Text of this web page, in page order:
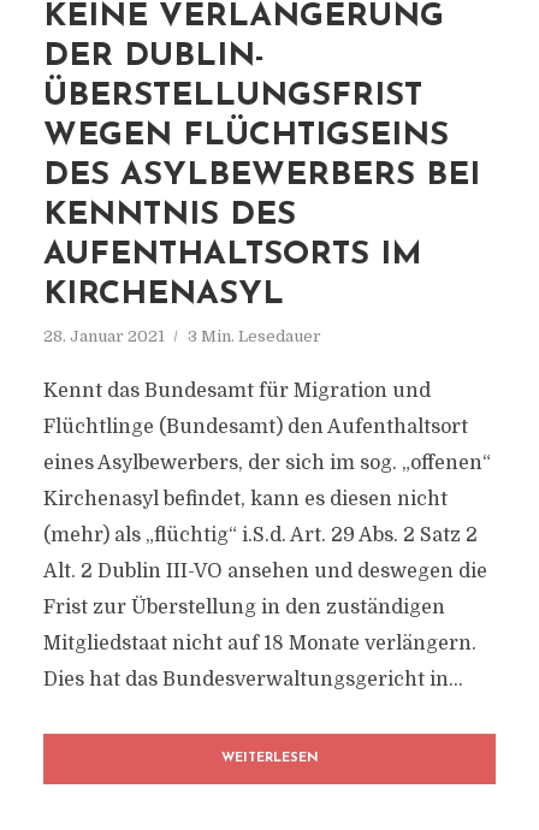
KEINE VERLÄNGERUNG
DER DUBLIN-
ÜBERSTELLUNGSFRIST
WEGEN FLÜCHTIGSEINS
DES ASYLBEWERBERS BEI
KENNTNIS DES
AUFENTHALTSORTS IM
KIRCHENASYL
28. Januar 2021 3 Min. Lesedauer
Kennt das Bundesamt für Migration und
Flüchtlinge (Bundesamt) den Aufenthaltsort
eines Asylbewerbers, der sich im sog. „offenen“
Kirchenasyl befindet, kann es diesen nicht
(mehr) als „flüchtig“ i.S.d. Art. 29 Abs. 2 Satz 2
Alt. 2 Dublin III-VO ansehen und deswegen die
Frist zur Überstellung in den zuständigen
Mitgliedstaat nicht auf 18 Monate verlängern.
Dies hat das Bundesverwaltungsgericht in...
WEITERLESEN